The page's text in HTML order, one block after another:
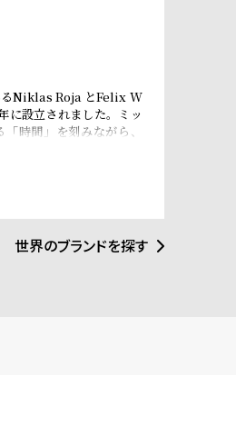
るNiklas Roja とFelix W
に設立されました。ミッ
時間」を刻みながら、
ピレーションを見出しま
時を忘れ楽しむヨット
る事を願っています。か
ようにCORNICHEは努
世界のブランドを探す